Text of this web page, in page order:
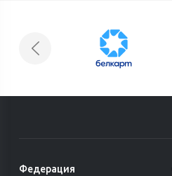
Федерация